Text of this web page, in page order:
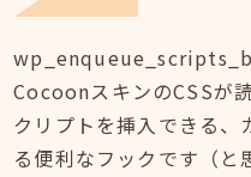
CocoonスキンのCSSが
クリプトを挿入できる、
る便利なフックです（と